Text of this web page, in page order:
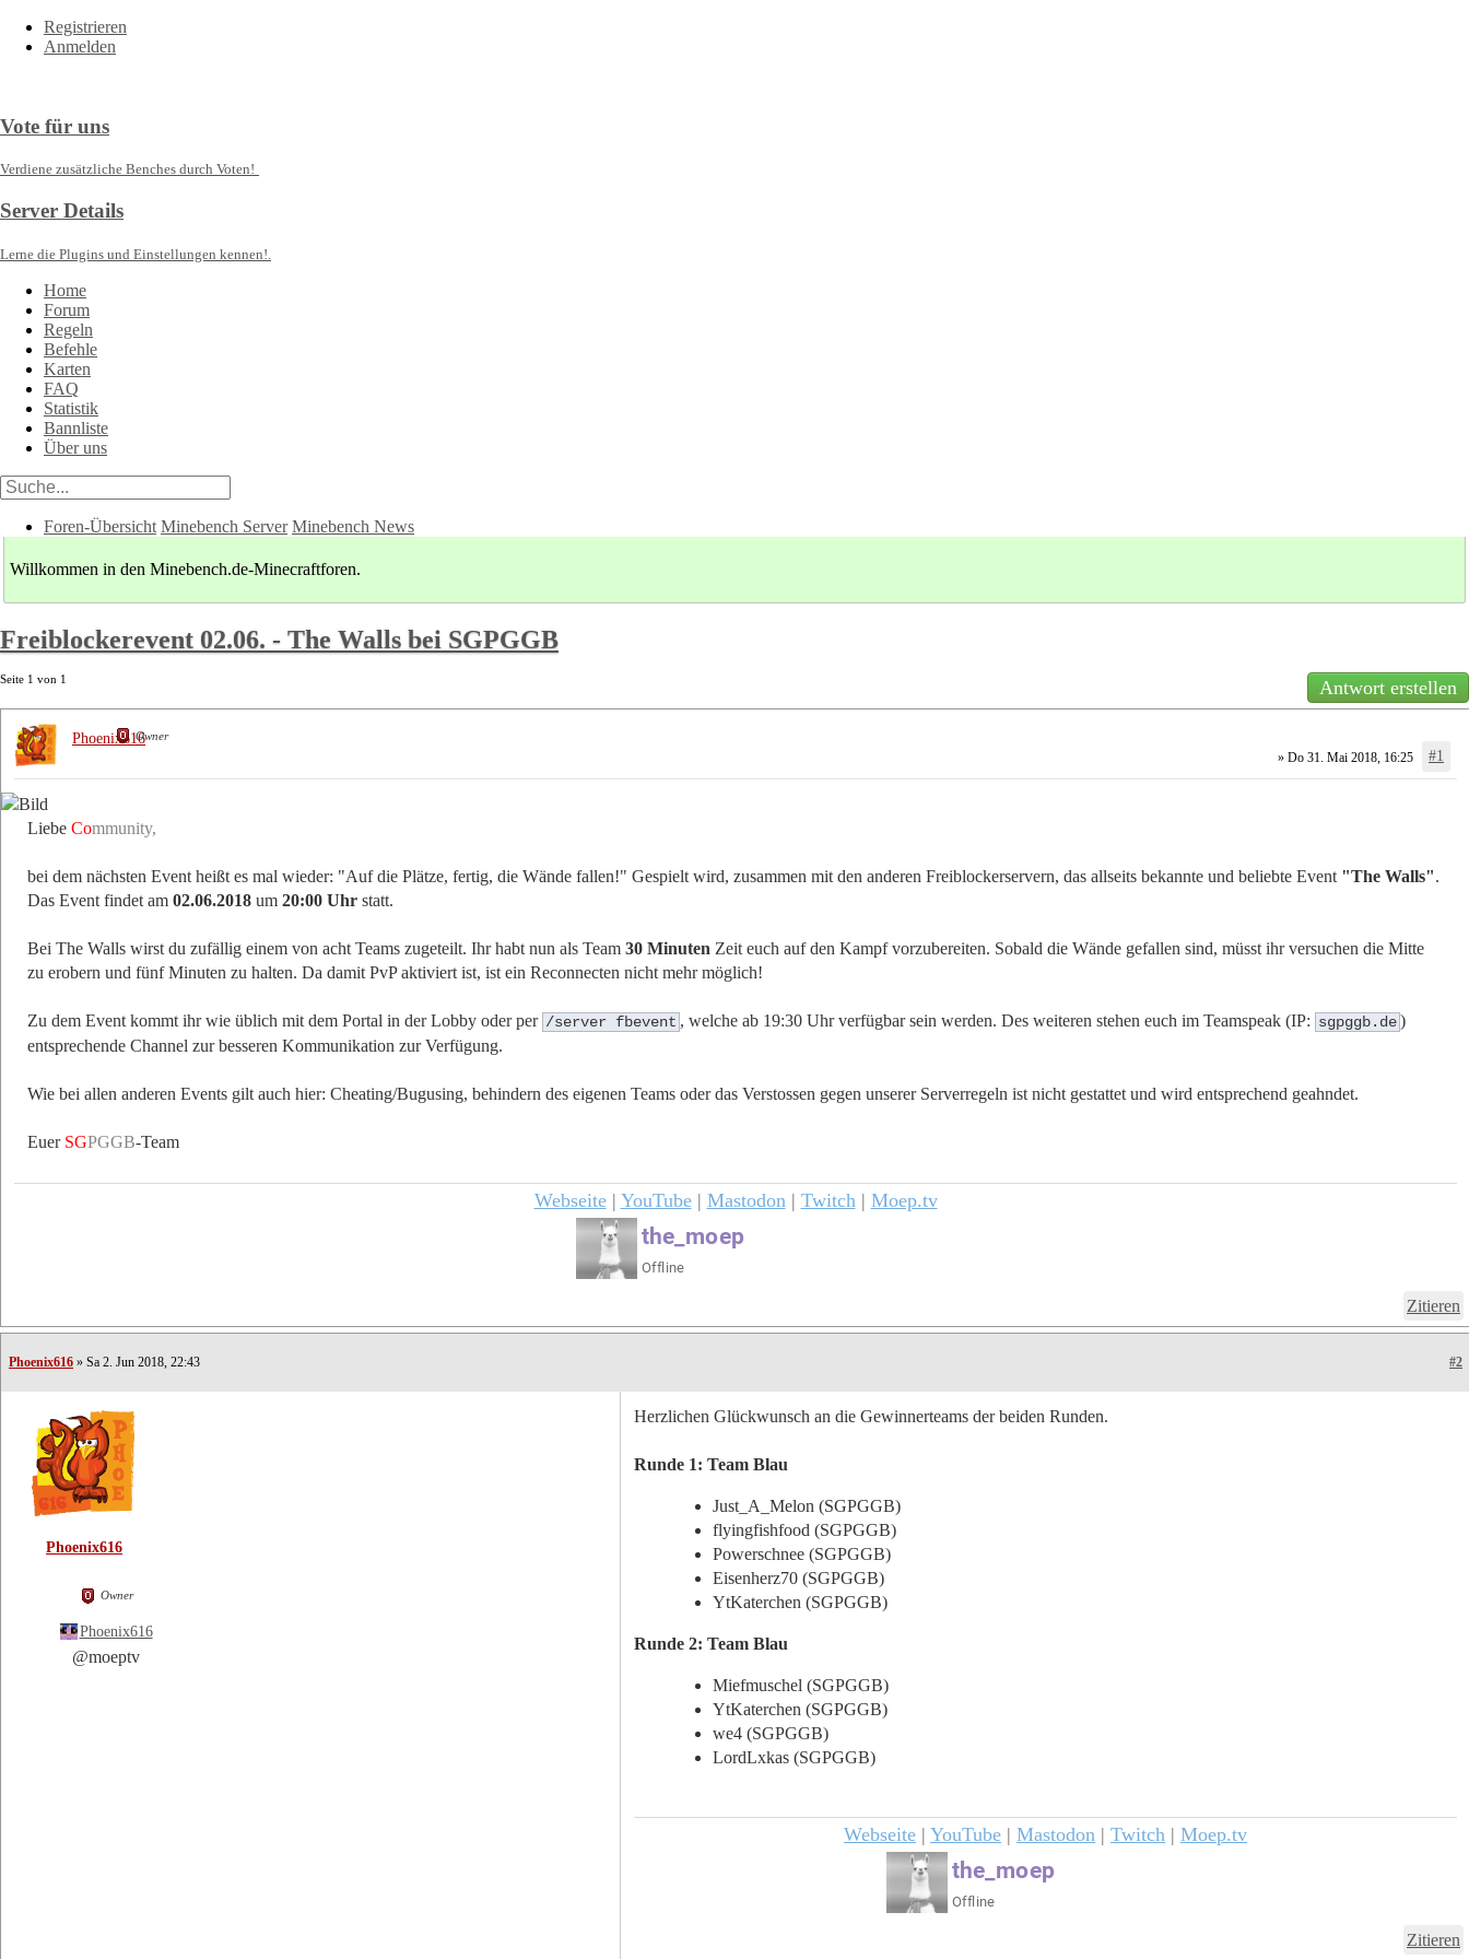
Registrieren
Anmelden
Vote für uns
Verdiene zusätzliche Benches durch Voten!
Server Details
Lerne die Plugins und Einstellungen kennen!.
Home
Forum
Regeln
Befehle
Karten
FAQ
Statistik
Bannliste
Über uns
Foren-Übersicht Minebench Server Minebench News
Willkommen in den Minebench.de-Minecraftforen.
Freiblockerevent 02.06. - The Walls bei SGPGGB
Seite 1 von 1 Antwort erstellen
» Do 31. Mai 2018, 16:25 #1
Liebe Community,
bei dem nächsten Event heißt es mal wieder: "Auf die Plätze, fertig, die Wände fallen!" Gespielt wird, zusammen mit den anderen Freiblockerservern, das allseits bekannte und beliebte Event "The Walls".
Das Event findet am 02.06.2018 um 20:00 Uhr statt.
Bei The Walls wirst du zufällig einem von acht Teams zugeteilt. Ihr habt nun als Team 30 Minuten Zeit euch auf den Kampf vorzubereiten. Sobald die Wände gefallen sind, müsst ihr versuchen die Mitte
zu erobern und fünf Minuten zu halten. Da damit PvP aktiviert ist, ist ein Reconnecten nicht mehr möglich!
Zu dem Event kommt ihr wie üblich mit dem Portal in der Lobby oder per /server fbevent , welche ab 19:30 Uhr verfügbar sein werden. Des weiteren stehen euch im Teamspeak (IP: sgpggb.de)
entsprechende Channel zur besseren Kommunikation zur Verfügung.
Wie bei allen anderen Events gilt auch hier: Cheating/Bugusing, behindern des eigenen Teams oder das Verstossen gegen unserer Serverregeln ist nicht gestattet und wird entsprechend geahndet.
Euer SGPGGB-Team
Webseite| YouTube| Mastodon| Twitch| Moep.tv
Zitieren
Phoenix616Owner
Phoenix616 » Sa 2. Jun 2018, 22:43 #2
Herzlichen Glückwunsch an die Gewinnerteams der beiden Runden.
Runde 1: Team Blau
Just_A_Melon (SGPGGB)
flyingfishfood (SGPGGB)
Powerschnee (SGPGGB)
Eisenherz70 (SGPGGB)
YtKaterchen (SGPGGB)
Runde 2: Team Blau
Miefmuschel (SGPGGB)
YtKaterchen (SGPGGB)
we4 (SGPGGB)
LordLxkas (SGPGGB)
Webseite | YouTube | Mastodon | Twitch | Moep.tv
Zitieren
Phoenix616
Owner
Phoenix616
@moeptv